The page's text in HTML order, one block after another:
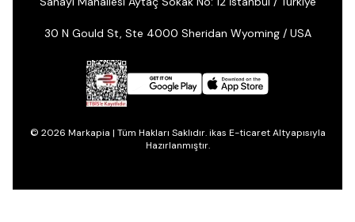
30 N Gould St, Ste 4000 Sheridan Wyoming / USA
© 2026 Markapia | Tüm Hakları Saklıdır. ikas E-ticaret Altyapısıyla
Hazırlanmıştır.